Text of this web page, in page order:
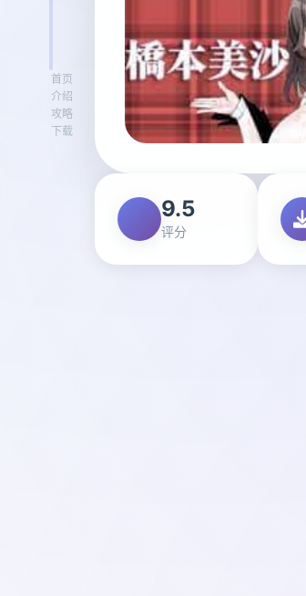
首页
介绍
攻略
下载
9.5
评分